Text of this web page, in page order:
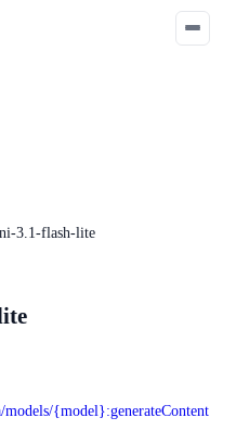
3.1-flash-lite
models/{model}:generateContent